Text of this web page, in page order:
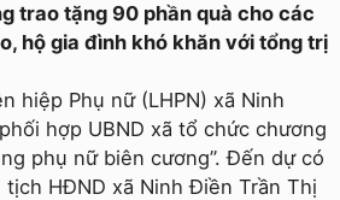
trao tặng 90 phần quà cho các
hộ gia đình khó khăn với tổng trị
hiệp Phụ nữ (LHPN) xã Ninh
hợp UBND xã tổ chức chương
phụ nữ biên cương”. Đến dự có
HĐND xã Ninh Điền Trần Thị